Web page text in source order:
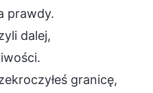
prawdy.
dalej,
granicę,